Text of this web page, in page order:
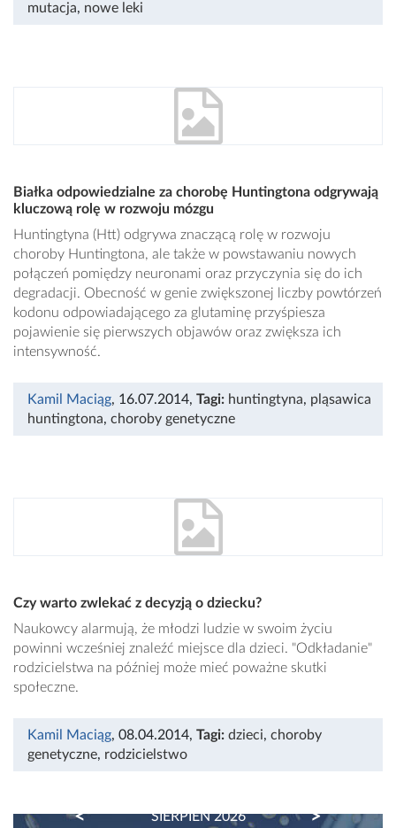
mutacja, nowe leki
Białka odpowiedzialne za chorobę Huntingtona odgrywają
kluczową rolę w rozwoju mózgu
Huntingtyna (Htt) odgrywa znaczącą rolę w rozwoju
choroby Huntingtona, ale także w powstawaniu nowych
połączeń pomiędzy neuronami oraz przyczynia się do ich
degradacji. Obecność w genie zwiększonej liczby powtórzeń
kodonu odpowiadającego za glutaminę przyśpiesza
pojawienie się pierwszych objawów oraz zwiększa ich
intensywność.
Kamil Maciąg, 16.07.2014, Tagi: huntingtyna, pląsawica
huntingtona, choroby genetyczne
Czy warto zwlekać z decyzją o dziecku?
Naukowcy alarmują, że młodzi ludzie w swoim życiu
powinni wcześniej znaleźć miejsce dla dzieci. "Odkładanie"
rodzicielstwa na później może mieć poważne skutki
społeczne.
Kamil Maciąg, 08.04.2014, Tagi: dzieci, choroby
genetyczne, rodzicielstwo
SIERPIEŃ 2026
PREVIOUS NEXT